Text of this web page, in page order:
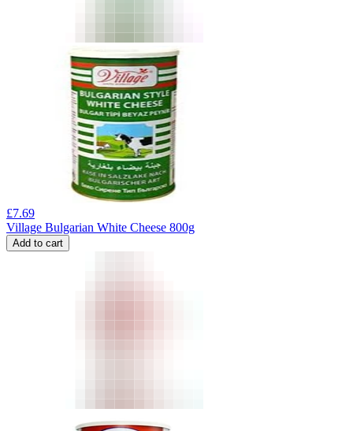
£7.69
Village Bulgarian White Cheese 800g
Add to cart